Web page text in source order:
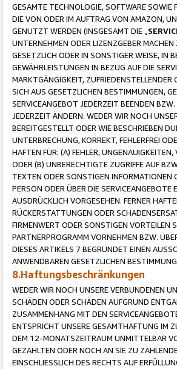
GESAMTE TECHNOLOGIE, SOFTWARE
DIE VON ODER IM AUFTRAG VON AMAZON,
GENUTZT WERDEN (INSGESAMT DIE „
UNTERNEHMEN ODER LIZENZGEBER
GESETZLICH ODER IN SONSTIGER WEISE, IN
GEWÄHRLEISTUNGEN IN BEZUG AUF DIE
MARKTGÄNGIGKEIT,
SICH AUS GESETZLICHEN BESTIMMUNGEN,
SERVICEANGEBOT JEDERZEIT BEENDEN
JEDERZEIT ÄNDERN. WEDER WIR NOCH
BEREITGESTELLT ODER WIE BESCHRIEBEN
UNTERBRECHUNG, KORREKT, FEHLERFREI
HAFTEN FÜR: (A) FEHLER,
ODER (B) UNBERECHTIGTE ZUGRIFFE AUF
TEXTEN ODER SONSTIGEN INFORMATIONEN
PERSON ODER ÜBER DIE SERVICEANGEBOTE
AUSDRÜCKLICH VORGESEHEN. FERNER
RÜCKERSTATTUNGEN ODER
FIRMENWERT ODER SONSTIGEN VORTEILEN
PARTNERPROGRAMM VORNEHMEN BZW.
DIESES ARTIKELS 7 BEGRÜNDET EINEN
ANWENDBAREN GESETZLICHEN
8.Haftungsbeschränkungen
WEDER WIR NOCH UNSERE VERBUNDENEN
SCHÄDEN ODER SCHÄDEN AUFGRUND
ZUSAMMENHANG MIT DEN
ENTSPRICHT UNSERE GESAMTHAFTUNG IM
DEM 12-MONATSZEITRAUM UNMITTELBAR
GEZAHLTEN ODER NOCH AN SIE ZU
EINSCHLIESSLICH DES RECHTS AUF